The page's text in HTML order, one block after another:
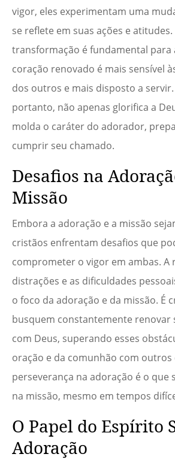
vigor, eles experimentam uma
se reflete em suas ações e atitudes.
transformação é fundamental para
coração renovado é mais sensível
dos outros e mais disposto a
portanto, não apenas glorifica a
molda o caráter do adorador,
cumprir seu chamado.
Desafios na
Missão
Embora a adoração e a missão
cristãos enfrentam desafios que
comprometer o vigor em ambas. A
distrações e as dificuldades
o foco da adoração e da missão. É
busquem constantemente renovar
com Deus, superando esses
oração e da comunhão com outros
perseverança na adoração é o que
na missão, mesmo em tempos
O Papel do Espírito
Adoração